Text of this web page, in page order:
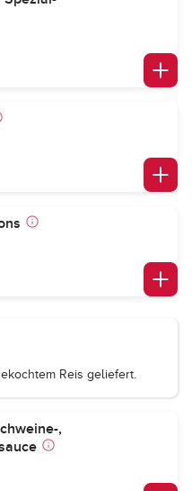
Reis geliefert.
,